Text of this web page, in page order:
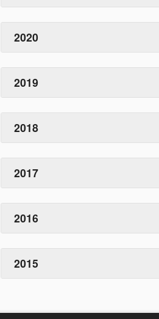
2020
2019
2018
2017
2016
2015